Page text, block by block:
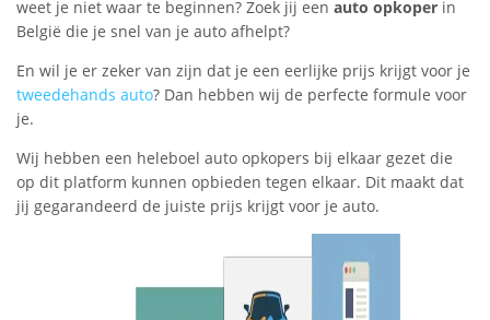
weet je niet waar te beginnen? Zoek jij een auto opkoper in
België die je snel van je auto afhelpt?
En wil je er zeker van zijn dat je een eerlijke prijs krijgt voor je
tweedehands auto? Dan hebben wij de perfecte formule voor
je.
Wij hebben een heleboel auto opkopers bij elkaar gezet die
op dit platform kunnen opbieden tegen elkaar. Dit maakt dat
jij gegarandeerd de juiste prijs krijgt voor je auto.